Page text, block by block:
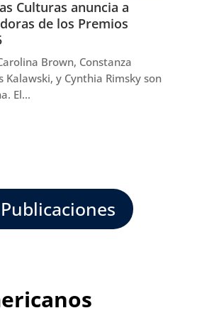
Culturas anuncia a
de los Premios
Brown, Constanza
Kalawski, y Cynthia Rimsky son
El...